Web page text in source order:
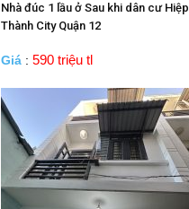
Nhà đúc 1 lầu ở Sau khi dân cư Hiệp
Thành City Quận 12
Giá : 590 triệu tl